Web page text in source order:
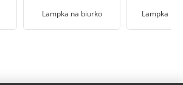
Lampka na biurko Lampka